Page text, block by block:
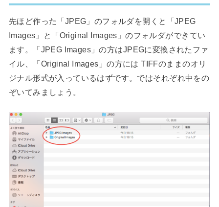
先ほど作った「JPEG」のフォルダを開くと「JPEG
Images」と「Original Images」のフォルダができてい
ます。「JPEG Images」の方はJPEGに変換されたファ
イル、「Original Images」の方には TIFFのままのオリ
ジナル形式が入っているはずです。ではそれぞれ中をの
ぞいてみましょう。